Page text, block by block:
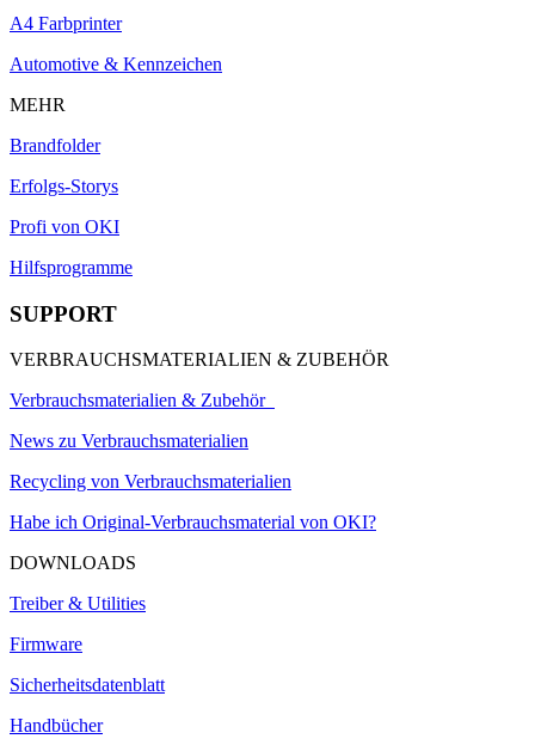
A4 Farbprinter
Automotive & Kennzeichen
MEHR
Brandfolder
Erfolgs-Storys
Profi von OKI
Hilfsprogramme
SUPPORT
VERBRAUCHSMATERIALIEN & ZUBEHÖR
Verbrauchsmaterialien & Zubehör
News zu Verbrauchsmaterialien
Recycling von Verbrauchsmaterialien
Habe ich Original-Verbrauchsmaterial von OKI?
DOWNLOADS
Treiber & Utilities
Firmware
Sicherheitsdatenblatt
Handbücher